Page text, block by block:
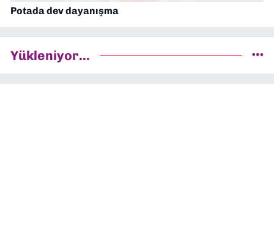
Potada dev dayanışma
Yükleniyor...